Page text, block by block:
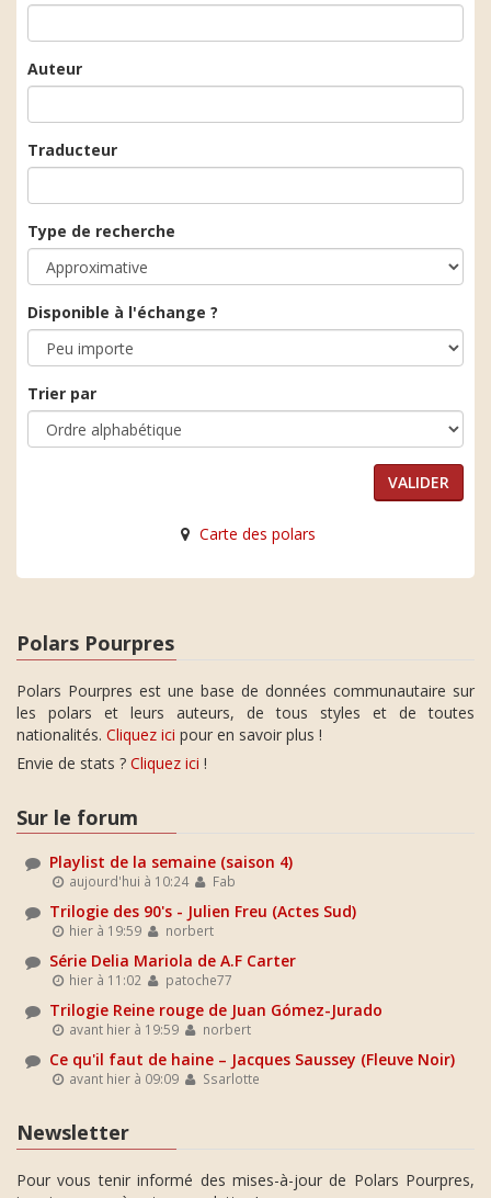
Auteur
Traducteur
Type de recherche
Disponible à l'échange ?
Trier par
Carte des polars
Polars Pourpres
Polars Pourpres est une base de données communautaire sur
les polars et leurs auteurs, de tous styles et de toutes
nationalités. Cliquez ici pour en savoir plus !
Envie de stats ? Cliquez ici !
Sur le forum
Playlist de la semaine (saison 4)
aujourd'hui à 10:24 Fab
Trilogie des 90's - Julien Freu (Actes Sud)
hier à 19:59 norbert
Série Delia Mariola de A.F Carter
hier à 11:02 patoche77
Trilogie Reine rouge de Juan Gómez-Jurado
avant hier à 19:59 norbert
Ce qu'il faut de haine – Jacques Saussey (Fleuve Noir)
avant hier à 09:09 Ssarlotte
Newsletter
Pour vous tenir informé des mises-à-jour de Polars Pourpres,